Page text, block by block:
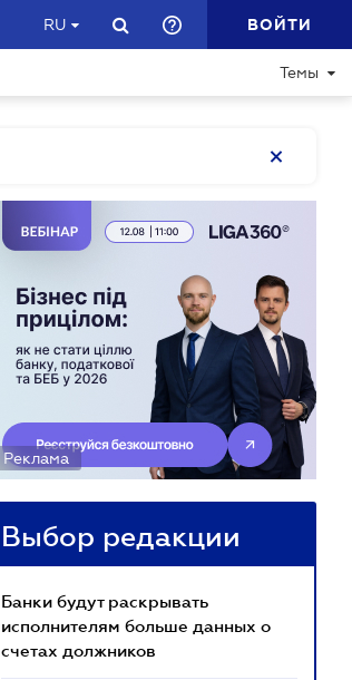
RU ВОЙТИ
Темы
Реклама
Выбор редакции
Банки будут раскрывать
исполнителям больше данных о
счетах должников